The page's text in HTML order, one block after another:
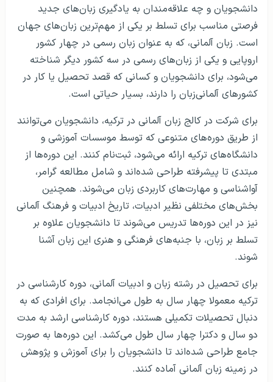
دانشجویان و چه علاقه‌مندان به یادگیری زبان‌های جدید
فرصتی مناسب برای تسلط بر یکی از مهم‌ترین زبان‌های جهان
است. زبان آلمانی، که به عنوان زبان رسمی در چهار کشور
اروپایی و یکی از زبان‌های رسمی در سه کشور دیگر شناخته
می‌شود، برای دانشجویان و کسانی که قصد تحصیل یا کار در
کشورهای آلمانی‌زبان را دارند، بسیار حیاتی است.
برای شرکت در کالج زبان آلمانی در ترکیه، دانشجویان می‌توانند
از طریق دوره‌های متنوعی که توسط موسسات آموزشی و
دانشگاه‌های ترکیه ارائه می‌شود، ثبت‌نام کنند. این دوره‌ها از
مبتدی تا پیشرفته طراحی شده‌اند و شامل مطالعه گرامر،
آواشناسی و مهارت‌های کاربردی زبان می‌شوند. همچنین
بخش‌های مختلفی نظیر ادبیات، تاریخ ادبیات و فرهنگ آلمانی
نیز در این دوره‌ها تدریس می‌شوند تا دانشجویان علاوه بر
تسلط بر زبان، با جنبه‌های فرهنگی و هنری این زبان آشنا
شوند.
برای تحصیل در رشته زبان و ادبیات آلمانی، دوره کارشناسی در
ترکیه معمولا چهار سال به طول می‌انجامد. برای افرادی که به
دنبال تحصیلات تکمیلی هستند، دوره کارشناسی ارشد به مدت
دو سال و دکترا چهار سال طول می‌کشد. این دوره‌ها به صورت
جامع طراحی شده‌اند تا دانشجویان را برای آموزش و پژوهش
در زمینه زبان آلمانی آماده کنند.